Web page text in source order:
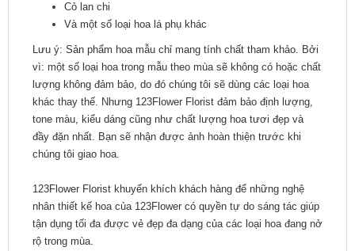
Cỏ lan chi
Và một số loại hoa lá phụ khác
Lưu ý: Sản phẩm hoa mẫu chỉ mang tính chất tham khảo. Bởi
vì: một số loại hoa trong mẫu theo mùa sẽ không có hoặc chất
lượng không đảm bảo, do đó chúng tôi sẽ dùng các loại hoa
khác thay thế. Nhưng 123Flower Florist đảm bảo định lượng,
tone màu, kiểu dáng cũng như chất lượng hoa tươi đẹp và
đầy đặn nhất. Bạn sẽ nhận được ảnh hoàn thiện trước khi
chúng tôi giao hoa.
123Flower Florist khuyến khích khách hàng để những nghệ
nhân thiết kế hoa của 123Flower có quyền tự do sáng tác giúp
tận dụng tối đa được vẻ đẹp đa dạng của các loại hoa đang nở
rộ trong mùa.